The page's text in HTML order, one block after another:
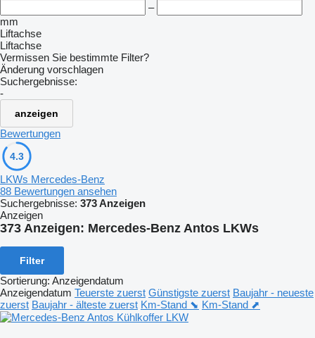
–
mm
Liftachse
Liftachse
Vermissen Sie bestimmte Filter?
Änderung vorschlagen
Suchergebnisse:
-
anzeigen
Bewertungen
4.3
LKWs Mercedes-Benz
88 Bewertungen ansehen
Suchergebnisse: 373 Anzeigen
Anzeigen
373 Anzeigen: Mercedes-Benz Antos LKWs
Filter
Sortierung: Anzeigendatum
Anzeigendatum Teuerste zuerst Günstigste zuerst Baujahr - neueste
zuerst Baujahr - älteste zuerst Km-Stand ⬊ Km-Stand ⬈